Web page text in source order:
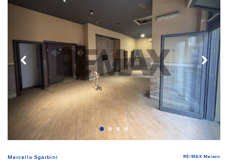
Marcello Sgarbini RE/MAX Maison